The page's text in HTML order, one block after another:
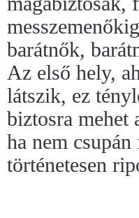
barátnők,
Az első hely,
látszik, ez
biztosra mehet
ha nem
történetesen